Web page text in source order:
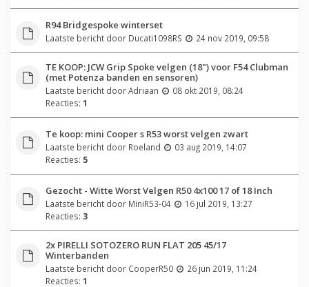
R94 Bridgespoke winterset
Laatste bericht door Ducati1098RS 24 nov 2019, 09:58
TE KOOP: JCW Grip Spoke velgen (18") voor F54 Clubman
(met Potenza banden en sensoren)
Laatste bericht doorAdriaan
08 okt 2019, 08:24
Reacties: 1
Te koop: mini Cooper s R53 worst velgen zwart
Laatste bericht door Roeland
03 aug 2019, 14:07
Reacties: 5
Gezocht - Witte Worst Velgen R50 4x100 17 of 18 Inch
Laatste bericht door MiniR53-04
16 jul 2019, 13:27
Reacties: 3
2x PIRELLI SOTOZERO RUN FLAT 205 45/17
Winterbanden
Laatste bericht door CooperR50
26 jun 2019, 11:24
Reacties: 1